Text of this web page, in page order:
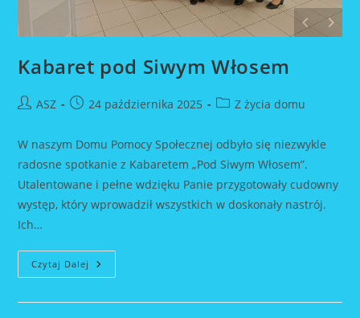
Kabaret pod Siwym Włosem
PostASZ
Post24 października 2025
PostZ życia domu
W naszym Domu Pomocy Społecznej odbyło się niezwykle
radosne spotkanie z Kabaretem „Pod Siwym Włosem”.
Utalentowane i pełne wdzięku Panie przygotowały cudowny
występ, który wprowadził wszystkich w doskonały nastrój.
Ich…
Czytaj Dalej Kabaret
Pod